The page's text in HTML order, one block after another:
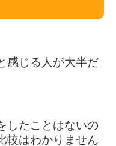
感じる人が大半だ
したことはないの
較はわかりません